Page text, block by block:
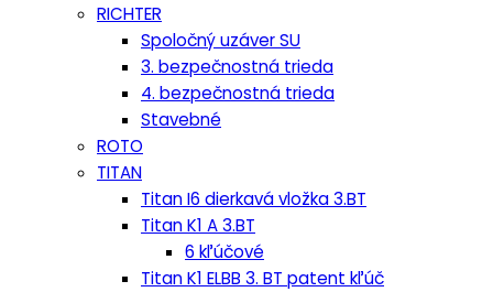
RICHTER
Spoločný uzáver SU
3. bezpečnostná trieda
4. bezpečnostná trieda
Stavebné
ROTO
TITAN
Titan I6 dierkavá vložka 3.BT
Titan K1 A 3.BT
6 kľúčové
Titan K1 ELBB 3. BT patent kľúč